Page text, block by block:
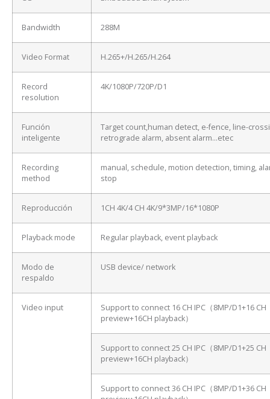
Bandwidth 288M
Video Format H.265+/H.265/H.264
Record
resolution
4K/1080P/720P/D1
Función
inteligente
Target count,human detect, e-fence, line-
retrograde alarm, absent alarm…etec
Recording
method
manual, schedule, motion detection, timing,
stop
Reproducción 1CH 4K/4 CH 4K/9*3MP/16*1080P
Playback mode Regular playback, event playback
Modo de
respaldo
USB device/ network
Video input
Support to connect 16 CH IPC（8MP/D1+16 CH
preview+16CH playback）
Support to connect 25 CH IPC（8MP/D1+25 CH
preview+16CH playback）
Support to connect 36 CH IPC（8MP/D1+36 CH